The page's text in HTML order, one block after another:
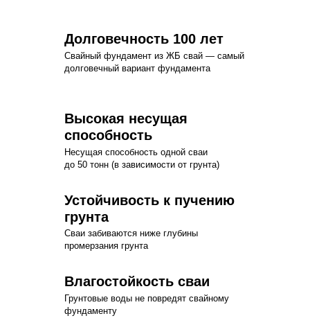
Долговечность 100 лет
Свайный фундамент из ЖБ свай — самый
долговечный вариант фундамента
Высокая несущая
способность
Несущая способность одной сваи
до 50 тонн (в зависимости от грунта)
Устойчивость к пучению
грунта
Сваи забиваются ниже глубины
промерзания грунта
Влагостойкость сваи
Грунтовые воды не повредят свайному
фундаменту